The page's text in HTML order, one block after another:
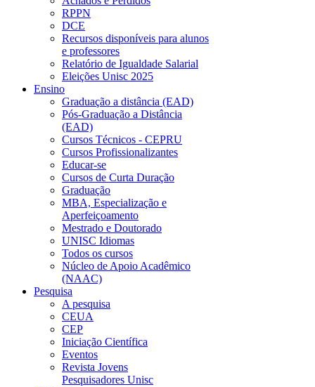
RPPN
DCE
Recursos disponíveis para alunos
e professores
Relatório de Igualdade Salarial
Eleições Unisc 2025
Ensino
Graduação a distância (EAD)
Pós-Graduação a Distância
(EAD)
Cursos Técnicos - CEPRU
Cursos Profissionalizantes
Educar-se
Cursos de Curta Duração
Graduação
MBA, Especialização e
Aperfeiçoamento
Mestrado e Doutorado
UNISC Idiomas
Todos os cursos
Núcleo de Apoio Acadêmico
(NAAC)
Pesquisa
A pesquisa
CEUA
CEP
Iniciação Científica
Eventos
Revista Jovens
Pesquisadores Unisc